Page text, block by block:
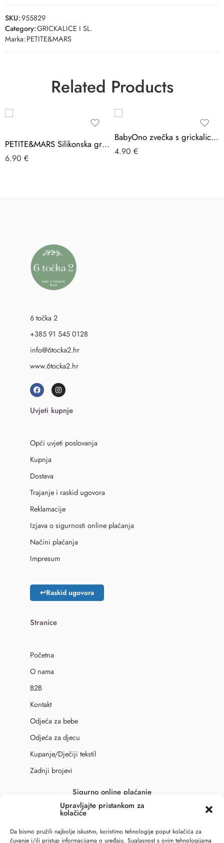
Upravljajte pristankom za
kolačiće
Da bismo pružili najbolje iskustvo, koristimo tehnologije poput kolačića za
čuvanje i/ili pristup informacijama o uređaju. Suglasnost s ovim tehnologijama
SKU:955829
Category:GRICKALICE I SL.
Marka:PETITE&MARS
Related Products
PETITE&MARS Silikonska grickalica za zube 0 m+ Take&Match, Misty Green
6.90 €
BabyOno zvečka s grickalicom, Lav
4.90 €
6 točka 2
+385 91 545 0128
info@6tocka2.hr
www.6tocka2.hr
Uvjeti kupnje
Opći uvjeti poslovanja
Kupnja
Dostava
Trajanje i raskid ugovora
Reklamacije
Izjava o sigurnosti online plaćanja
Načini plaćanja
Impresum
↩Raskid ugovora
Stranice
Početna
O nama
B2B
Kontakt
Odjeća za bebe
Odjeća za djecu
Kupanje/Dječiji tekstil
Zadnji brojevi
Sigurno online plaćanje